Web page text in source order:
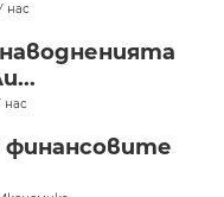
нас
нас